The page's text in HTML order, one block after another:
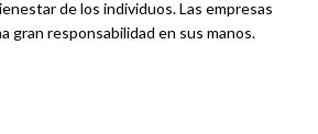
de los individuos. Las empresas
gran responsabilidad en sus manos.